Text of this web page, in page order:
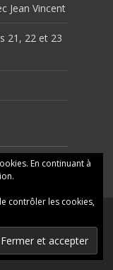
Jean Vincent
21, 22 et 23
En continuant à
contrôler les cookies,